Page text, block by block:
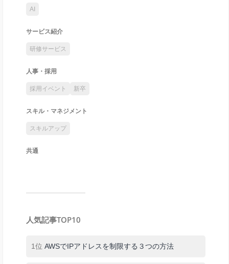
AI
サービス紹介
研修サービス
人事・採用
採用イベント 新卒
スキル・マネジメント
スキルアップ
共通
人気記事TOP10
1位 AWSでIPアドレスを制限する３つの方法